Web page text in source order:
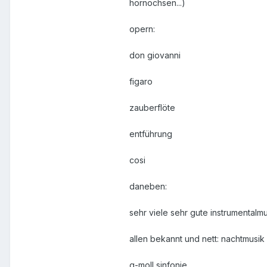
hornochsen...)
opern:
don giovanni
figaro
zauberflöte
entführung
cosi
daneben:
sehr viele sehr gute
allen bekannt und nett: nachtmusik